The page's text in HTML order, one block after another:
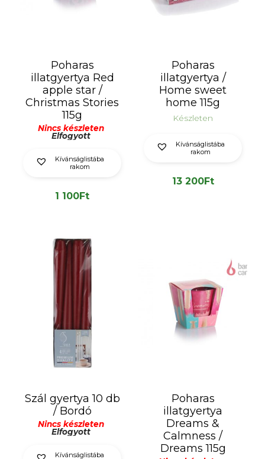
Poharas
illatgyertya Red
apple star /
Christmas Stories
115g
Nincs készleten
Elfogyott
Kívánságlistába
rakom
1 100Ft
Poharas
illatgyertya /
Home sweet
home 115g
Készleten
Kívánságlistába
rakom
13 200Ft
Szál gyertya 10 db
/ Bordó
Nincs készleten
Elfogyott
Kívánságlistába
Poharas
illatgyertya
Dreams &
Calmness /
Dreams 115g